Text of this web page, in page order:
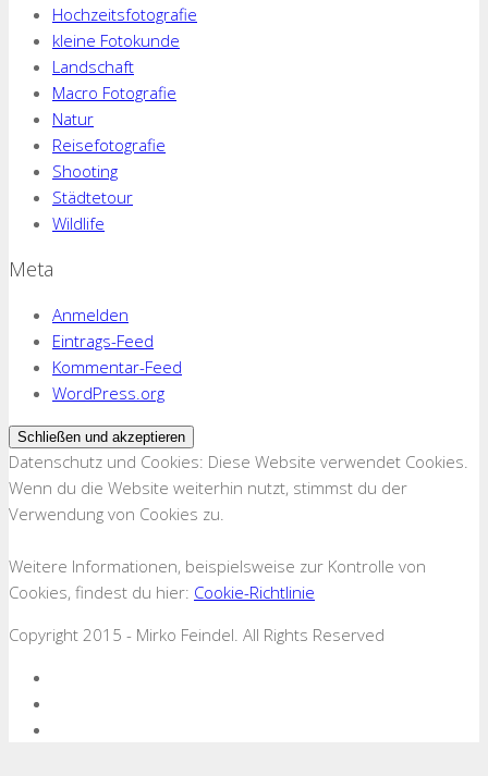
Hochzeitsfotografie
kleine Fotokunde
Landschaft
Macro Fotografie
Natur
Reisefotografie
Shooting
Städtetour
Wildlife
Meta
Anmelden
Eintrags-Feed
Kommentar-Feed
WordPress.org
Datenschutz und Cookies: Diese Website verwendet Cookies.
Wenn du die Website weiterhin nutzt, stimmst du der
Verwendung von Cookies zu.
Weitere Informationen, beispielsweise zur Kontrolle von
Cookies, findest du hier: Cookie-Richtlinie
Copyright 2015 - Mirko Feindel. All Rights Reserved